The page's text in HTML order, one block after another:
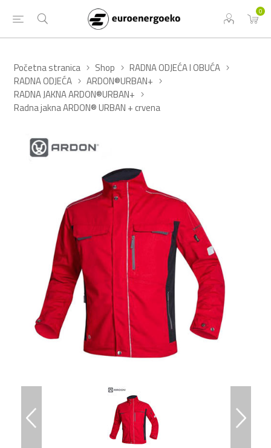
0
Početna stranica Shop
RADNA ODJEĆA I OBUĆA
RADNA ODJEĆA
ARDON®URBAN+
RADNA JAKNA ARDON®URBAN+
Radna jakna ARDON® URBAN + crvena